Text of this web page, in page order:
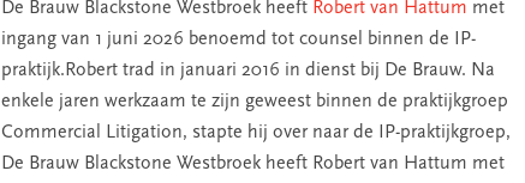
De Brauw Blackstone Westbroek heeft Robert van Hattum met
ingang van 1 juni 2026 benoemd tot counsel binnen de IP-
praktijk.Robert trad in januari 2016 in dienst bij De Brauw. Na
enkele jaren werkzaam te zijn geweest binnen de praktijkgroep
Commercial Litigation, stapte hij over naar de IP-praktijkgroep,
De Brauw Blackstone Westbroek heeft Robert van Hattum met